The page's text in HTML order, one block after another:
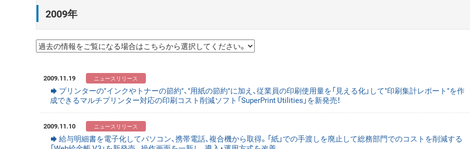
2009年
2009.11.19
プリンターの"インクやトナーの節約"、"用紙の節約"に加え、従業員の印刷使用量を「見える化」して"印刷集計レポート"を作
成できるマルチプリンター対応の印刷コスト削減ソフト「SuperPrint Utilities」を新発売！
2009.11.10
給与明細書を電子化してパソコン、携帯電話、複合機から取得。「紙」での手渡しを廃止して総務部門でのコストを削減する